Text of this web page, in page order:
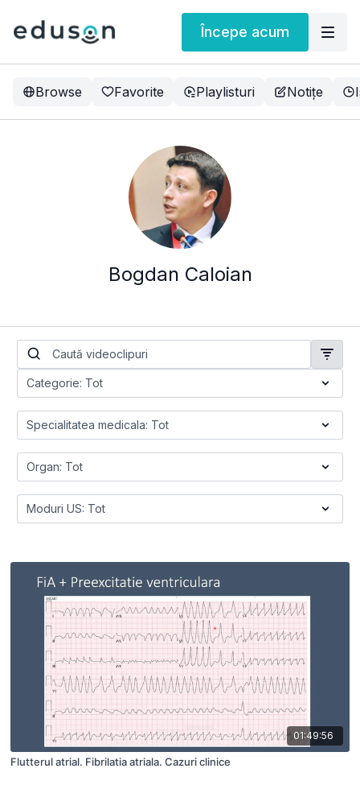
Începe acum
Browse Favorite Playlisturi Notițe
Bogdan Caloian
01:49:56
Flutterul atrial. Fibrilatia atriala. Cazuri clinice